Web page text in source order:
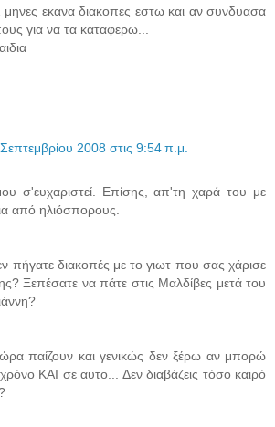
εκανα διακοπες εστω και αν συνδυασα
για να τα καταφερω...
2008 στις 9:54 π.μ.
σ'ευχαριστεί. Επίσης, απ'τη χαρά του με
από ηλιόσπορους.
πήγατε διακοπές με το γιωτ που σας χάρισε
Ξεπέσατε να πάτε στις Μαλδίβες μετά του
παίζουν και γενικώς δεν ξέρω αν μπορώ
ΚΑΙ σε αυτο... Δεν διαβάζεις τόσο καιρό